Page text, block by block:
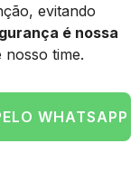
evitando
é nossa
time.
WHATSAPP